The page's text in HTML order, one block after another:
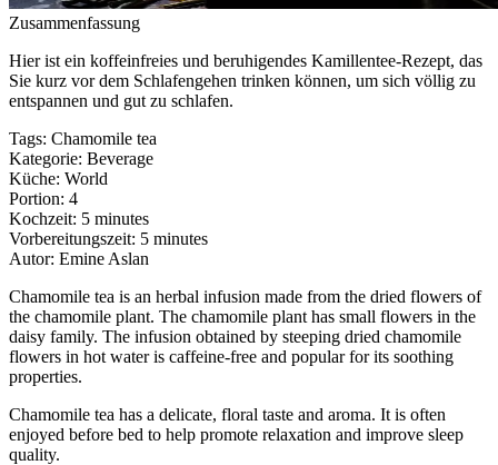
Zusammenfassung
Hier ist ein koffeinfreies und beruhigendes Kamillentee-Rezept, das
Sie kurz vor dem Schlafengehen trinken können, um sich völlig zu
entspannen und gut zu schlafen.
Tags: Chamomile tea
Kategorie: Beverage
Küche: World
Portion: 4
Kochzeit: 5 minutes
Vorbereitungszeit: 5 minutes
Autor: Emine Aslan
Chamomile tea is an herbal infusion made from the dried flowers of
the chamomile plant. The chamomile plant has small flowers in the
daisy family. The infusion obtained by steeping dried chamomile
flowers in hot water is caffeine-free and popular for its soothing
properties.
Chamomile tea has a delicate, floral taste and aroma. It is often
enjoyed before bed to help promote relaxation and improve sleep
quality.